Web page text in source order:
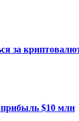
за
прибыль $10 млн